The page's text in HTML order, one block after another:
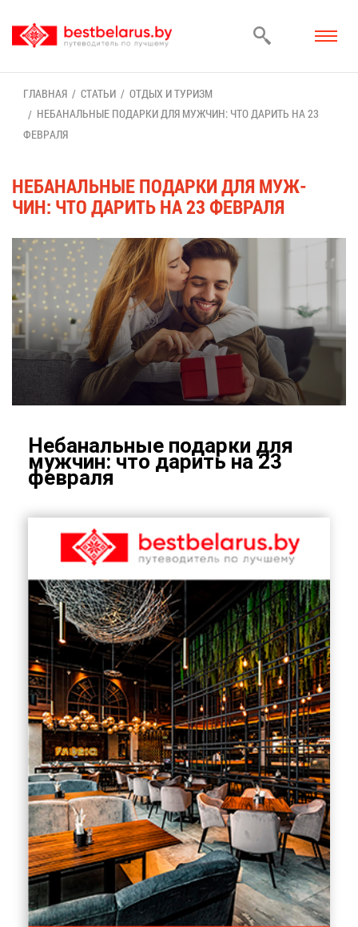
ГЛАВ­НАЯ СТА­ТЬИ
ОТ­ДЫХ И ТУ­РИЗМ
НЕБА­НАЛЬ­НЫЕ ПО­ДАР­КИ ДЛЯ МУЖ­ЧИН: ЧТО ДА­РИТЬ НА 23
ФЕВ­РА­ЛЯ
НЕБА­НАЛЬ­НЫЕ ПО­ДАР­КИ ДЛЯ МУЖ­
ЧИН: ЧТО ДА­РИТЬ НА 23 ФЕВ­РА­ЛЯ
Неба­наль­ные по­дар­ки для
муж­чин: что да­рить на 23
фев­ра­ля